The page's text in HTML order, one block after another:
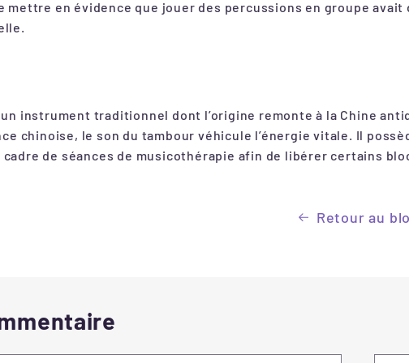
mettre en évidence que jouer des percussions en groupe
instrument traditionnel dont l’origine remonte à la Chine
chinoise, le son du tambour véhicule l’énergie vitale. Il
cadre de séances de musicothérapie afin de libérer certains
Retour au